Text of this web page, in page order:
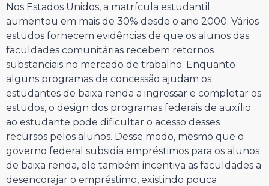
Nos Estados Unidos, a matrícula estudantil
aumentou em mais de 30% desde o ano 2000. Vários
estudos fornecem evidências de que os alunos das
faculdades comunitárias recebem retornos
substanciais no mercado de trabalho. Enquanto
alguns programas de concessão ajudam os
estudantes de baixa renda a ingressar e completar os
estudos, o design dos programas federais de auxílio
ao estudante pode dificultar o acesso desses
recursos pelos alunos. Desse modo, mesmo que o
governo federal subsidia empréstimos para os alunos
de baixa renda, ele também incentiva as faculdades a
desencorajar o empréstimo, existindo pouca